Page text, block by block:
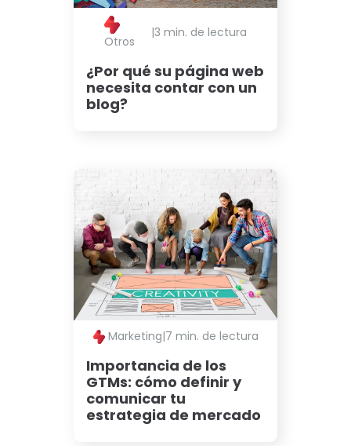
Otros
|3 min. de lectura
¿Por qué su página web
necesita contar con un
blog?
Marketing|7 min. de lectura
Importancia de los
GTMs: cómo definir y
comunicar tu
estrategia de mercado